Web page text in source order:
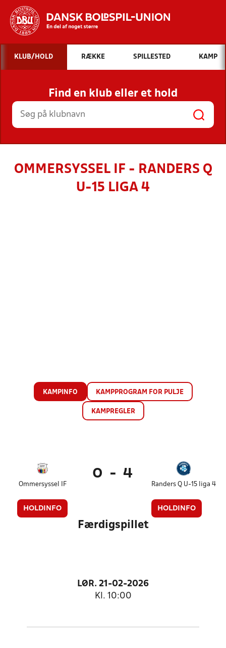
Hvad vil du søge efter?
INDHOLD OG NYHEDER
STILLINGER, RESULTATER, KLUBBER OG
HOLD
KLUB/HOLD RÆKKE SPILLESTED KAMP
Find en klub eller et hold
OMMERSYSSEL IF - RANDERS Q
U-15 LIGA 4
KAMPINFO KAMPPROGRAM FOR PULJE
KAMPREGLER
Ommersyssel IF
HOLDINFO
0 - 4
Randers Q U-15 liga 4
HOLDINFO
Færdigspillet
LØR. 21-02-2026
Kl. 10:00